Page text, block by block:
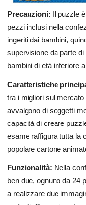
Precauzioni: Il puzzle
pezzi inclusi nella
ingeriti dai bambini,
supervisione da parte
bambini di età inferiore
Caratteristiche
tra i migliori sul
avvalgono di soggetti
capacità di creare
esame raffigura tutta la
popolare cartone
Funzionalità: Nella
ben due, ognuno da 24
a realizzare due